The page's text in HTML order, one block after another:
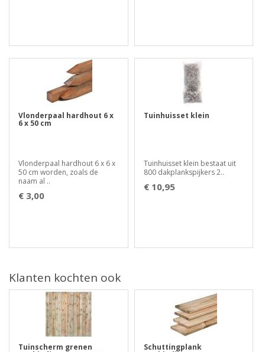
Vlonderpaal hardhout 6 x
6 x 50 cm
Vlonderpaal hardhout 6 x 6 x
50 cm worden, zoals de
naam al ..
€ 3,00
Tuinhuisset klein
Tuinhuisset klein bestaat uit
800 dakplankspijkers 2..
€ 10,95
Klanten kochten ook
Tuinscherm grenen Schuttingplank